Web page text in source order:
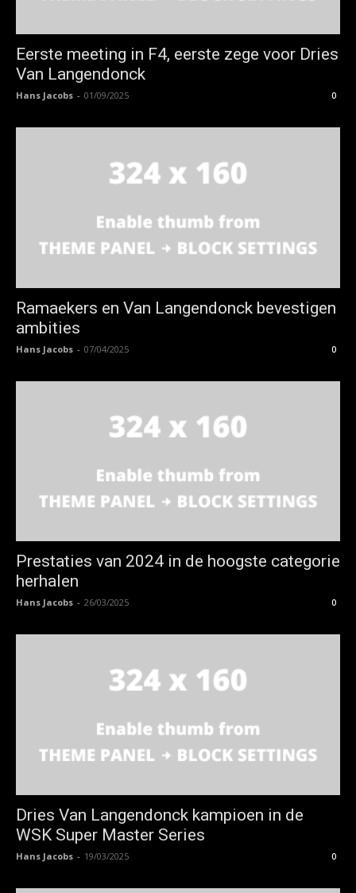
Eerste meeting in F4, eerste zege voor Dries
Van Langendonck
Hans Jacobs - 01/09/2025 0
Ramaekers en Van Langendonck bevestigen
ambities
Hans Jacobs - 07/04/2025 0
Prestaties van 2024 in de hoogste categorie
herhalen
Hans Jacobs - 26/03/2025 0
Dries Van Langendonck kampioen in de
WSK Super Master Series
Hans Jacobs - 19/03/2025 0